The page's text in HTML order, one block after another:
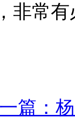
非常有
篇：